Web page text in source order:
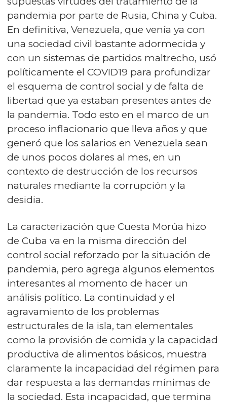
pandemia por parte de Rusia, China y Cuba.
En definitiva, Venezuela, que venía ya con
una sociedad civil bastante adormecida y
con un sistemas de partidos maltrecho, usó
políticamente el COVID19 para profundizar
el esquema de control social y de falta de
libertad que ya estaban presentes antes de
la pandemia. Todo esto en el marco de un
proceso inflacionario que lleva años y que
generó que los salarios en Venezuela sean
de unos pocos dolares al mes, en un
contexto de destrucción de los recursos
naturales mediante la corrupción y la
desidia.
La caracterización que Cuesta Morúa hizo
de Cuba va en la misma dirección del
control social reforzado por la situación de
pandemia, pero agrega algunos elementos
interesantes al momento de hacer un
análisis político. La continuidad y el
agravamiento de los problemas
estructurales de la isla, tan elementales
como la provisión de comida y la capacidad
productiva de alimentos básicos, muestra
claramente la incapacidad del régimen para
dar respuesta a las demandas mínimas de
la sociedad. Esta incapacidad, que termina